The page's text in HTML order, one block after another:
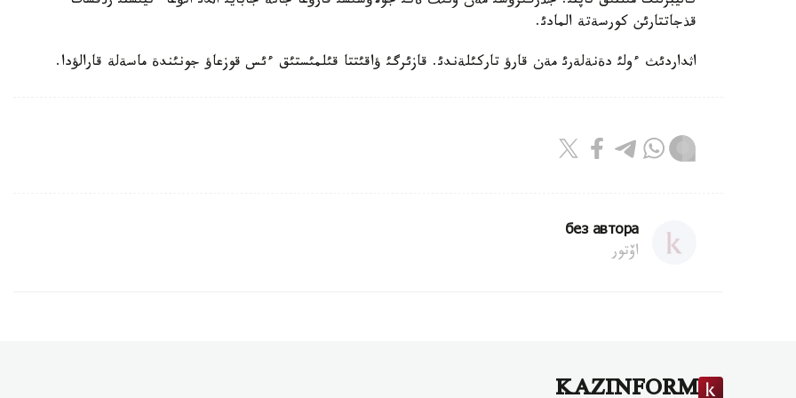
قذجاتتارئن كورسةتة المادئ.
اثداردئث ءولئ دةنةلةرئ مةن قارؤ تاركئلةندئ. قازئرگئ ؤاقئتتا قئلمئستئق ءئس قوزعاؤ جونئندة ماسةلة قارالؤدا.
без автора
اۆتور